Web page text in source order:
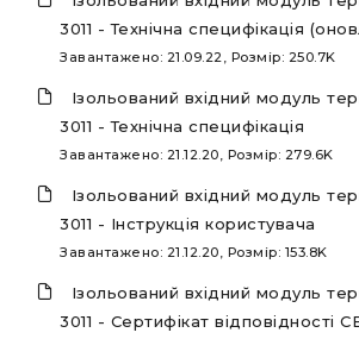
3011 - Технічна специфікація
Завантажено: 21.09.22, Розмір: 250.7K
Ізольований вхідний модуль
3011 - Технічна специфікація
Завантажено: 21.12.20, Розмір: 279.6K
Ізольований вхідний модуль
3011 - Інструкція користувача
Завантажено: 21.12.20, Розмір: 153.8K
Ізольований вхідний модуль
3011 - Сертифікат відповідності